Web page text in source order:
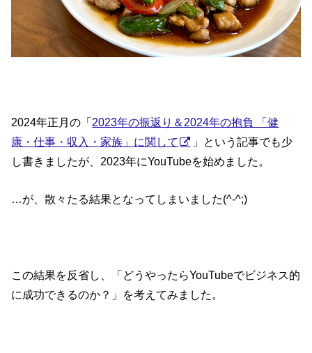
2024年正月の「2023年の振返り＆2024年の抱負 「健
康・仕事・収入・家族」に関して
」という記事でも少
し書きましたが、2023年にYouTubeを始めました。
…が、散々たる結果となってしまいました(^-^;)
この結果を反省し、「どうやったらYouTubeでビジネス的
に成功できるのか？」を考えてみました。